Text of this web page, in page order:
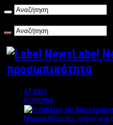
Label
προσωπικότητα
ΑΡΧΙΚΗ
ΚΟΙΝΩΝΙΑ